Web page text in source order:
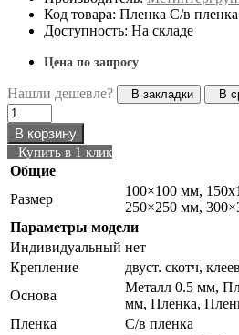
Код товара: Пленка С/в
Доступность: На складе
Цена по запросу
Нашли дешевле? В закладки В
В корзину
Купить в 1 клик
Общие
Размер
100×100 мм,
250×250 мм,
Параметры модели
Индивидуальный нет
Крепление
двуст. скотч,
Основа
Металл 0.5 мм,
мм, Пленка,
Пленка
С/в пленка